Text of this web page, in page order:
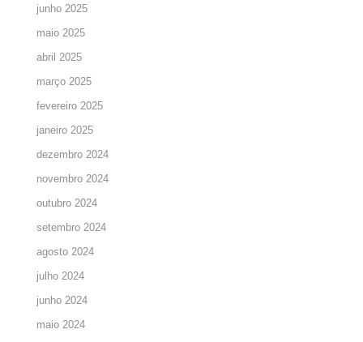
junho 2025
maio 2025
abril 2025
março 2025
fevereiro 2025
janeiro 2025
dezembro 2024
novembro 2024
outubro 2024
setembro 2024
agosto 2024
julho 2024
junho 2024
maio 2024